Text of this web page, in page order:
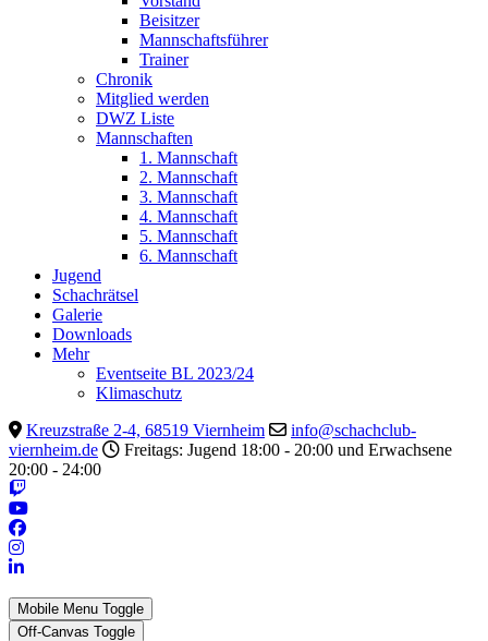
Beisitzer
Mannschaftsführer
Trainer
Chronik
Mitglied werden
DWZ Liste
Mannschaften
1. Mannschaft
2. Mannschaft
3. Mannschaft
4. Mannschaft
5. Mannschaft
6. Mannschaft
Jugend
Schachrätsel
Galerie
Downloads
Mehr
Eventseite BL 2023/24
Klimaschutz
Kreuzstraße 2-4, 68519 Viernheim
info@schachclub-
viernheim.de
Freitags: Jugend 18:00 - 20:00 und Erwachsene
20:00 - 24:00
Mobile Menu Toggle
Off-Canvas Toggle